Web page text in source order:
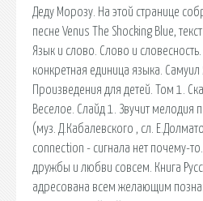
Деду Морозу. На этой странице
песне Venus The Shocking Blue,
Язык и слово. Слово и
конкретная единица языка.
Произведения для детей. Том 1.
Веселое. Слайд 1. Звучит мелодия
(муз. Д.Кабалевского , сл.
connection - сигнала нет почему-
дружбы и любви совсем. Книга
адресована всем желающим